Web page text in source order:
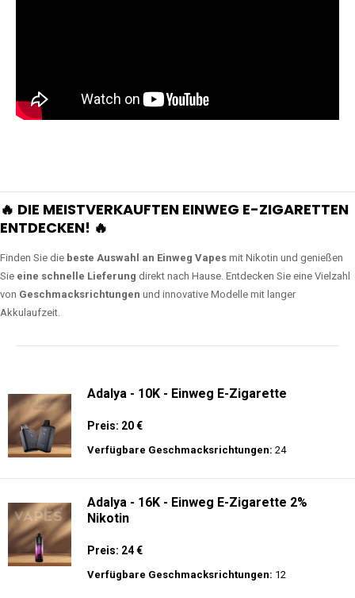
🔥 DIE MEISTVERKAUFTEN EINWEG E-ZIGARETTEN
ENTDECKEN! 🔥
Finden Sie die beste Auswahl an Einweg Vapes mit Nikotin und genießen
Sie eine schnelle Lieferung direkt nach Hause. Entdecken Sie eine Vielzahl
von Geschmacksrichtungen und innovative Modelle mit langer
Akkulaufzeit.
Adalya - 10K - Einweg E-Zigarette
Preis: 20 €
Verfügbare Geschmacksrichtungen: 24
Adalya - 16K - Einweg E-Zigarette 2%
Nikotin
Preis: 24 €
Verfügbare Geschmacksrichtungen: 12